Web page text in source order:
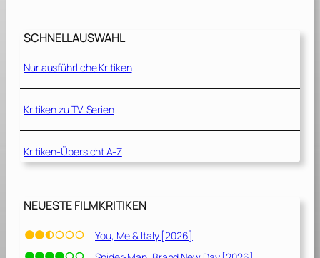
[
9
7
4
SCHNELLAUSWAHL
Nur ausführliche Kritiken
Kritiken zu TV-Serien
Kritiken-Übersicht A-Z
NEUESTE FILMKRITIKEN
You, Me & Italy [2026]